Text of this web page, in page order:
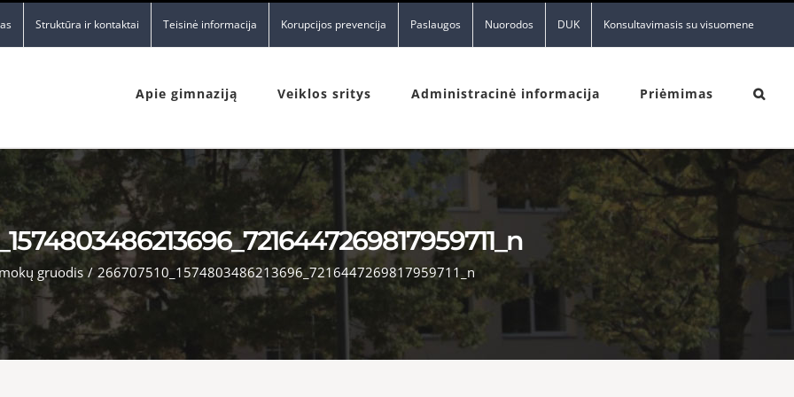
Struktūra ir kontaktai Teisinė informacija Korupcijos prevencija Paslaugos Nuorodos DUK Konsultavimasis su visuomene
Apie gimnaziją Veiklos sritys Administracinė informacija Priėmimas
gruodis / 266707510_1574803486213696_7216447269817959711_n